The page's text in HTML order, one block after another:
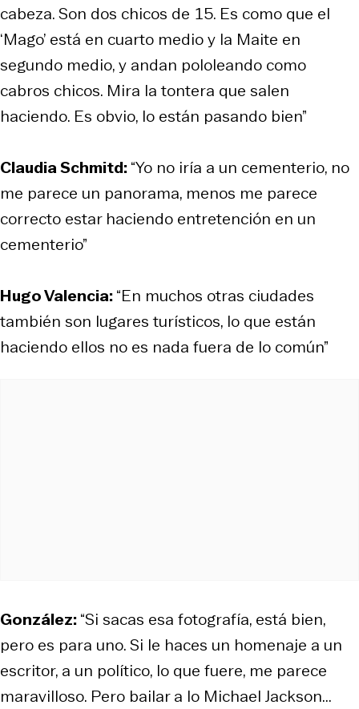
cabeza. Son dos chicos de 15. Es como que el
‘Mago’ está en cuarto medio y la Maite en
segundo medio, y andan pololeando como
cabros chicos. Mira la tontera que salen
haciendo. Es obvio, lo están pasando bien”
Claudia Schmitd:“Yo no iría a un cementerio, no
me parece un panorama, menos me parece
correcto estar haciendo entretención en un
cementerio”
Hugo Valencia:“En muchos otras ciudades
también son lugares turísticos, lo que están
haciendo ellos no es nada fuera de lo común”
González:“Si sacas esa fotografía, está bien,
pero es para uno. Si le haces un homenaje a un
escritor, a un político, lo que fuere, me parece
maravilloso. Pero bailar a lo Michael Jackson...